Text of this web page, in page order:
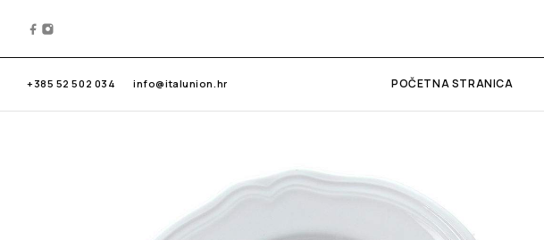
+385 52 502 034 info@italunion.hr POČETNA STRANICA